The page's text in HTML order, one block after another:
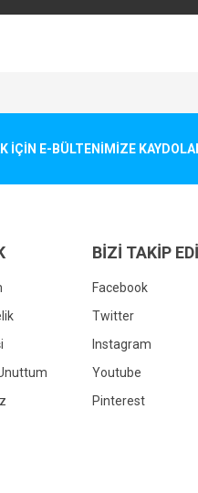
İÇİN E-BÜLTENİMİZE
BİZİ TAKİP
Facebook
Twitter
Instagram
Youtube
Pinterest